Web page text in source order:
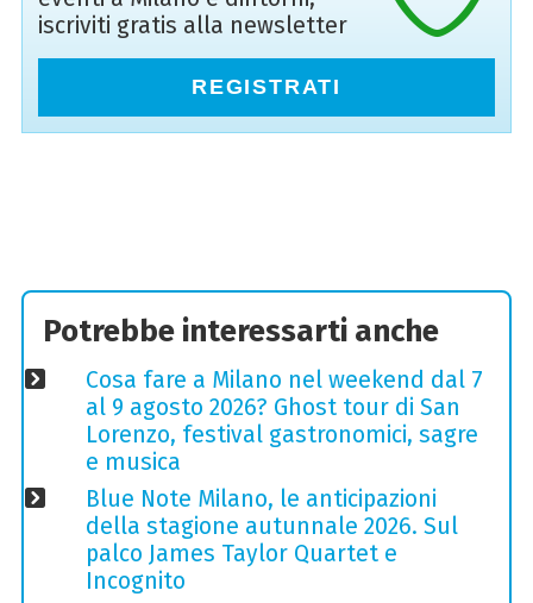
iscriviti gratis alla newsletter
REGISTRATI
Potrebbe interessarti anche
Cosa fare a Milano nel weekend dal 7
al 9 agosto 2026? Ghost tour di San
Lorenzo, festival gastronomici, sagre
e musica
Blue Note Milano, le anticipazioni
della stagione autunnale 2026. Sul
palco James Taylor Quartet e
Incognito